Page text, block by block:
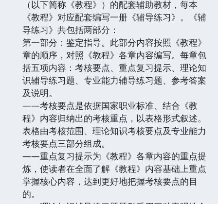
（以下简称《教程》）的配套辅助教材，每本
《教程》对应配套编写一册《辅导练习》。《辅
导练习》共包括两部分：
第一部分：鉴定指导。此部分内容按照《教程》
章的顺序，对照《教程》各章内容编写。每章包
括五项内容：考核要点、重点复习提示、理论知
识辅导练习题、专业能力辅导练习题、参考答案
及说明。
——考核要点是依据国家职业标准、结合《教
程》内容归纳出的考核重点，以表格形式叙述。
表格由考核范围、理论知识考核要点及专业能力
考核要点三部分组成。
——重点复习提示为《教程》各章内容的重点提
炼，使读者在全面了解《教程》内容基础上重点
掌握核心内容，达到更好地把握考核要点的目
的。